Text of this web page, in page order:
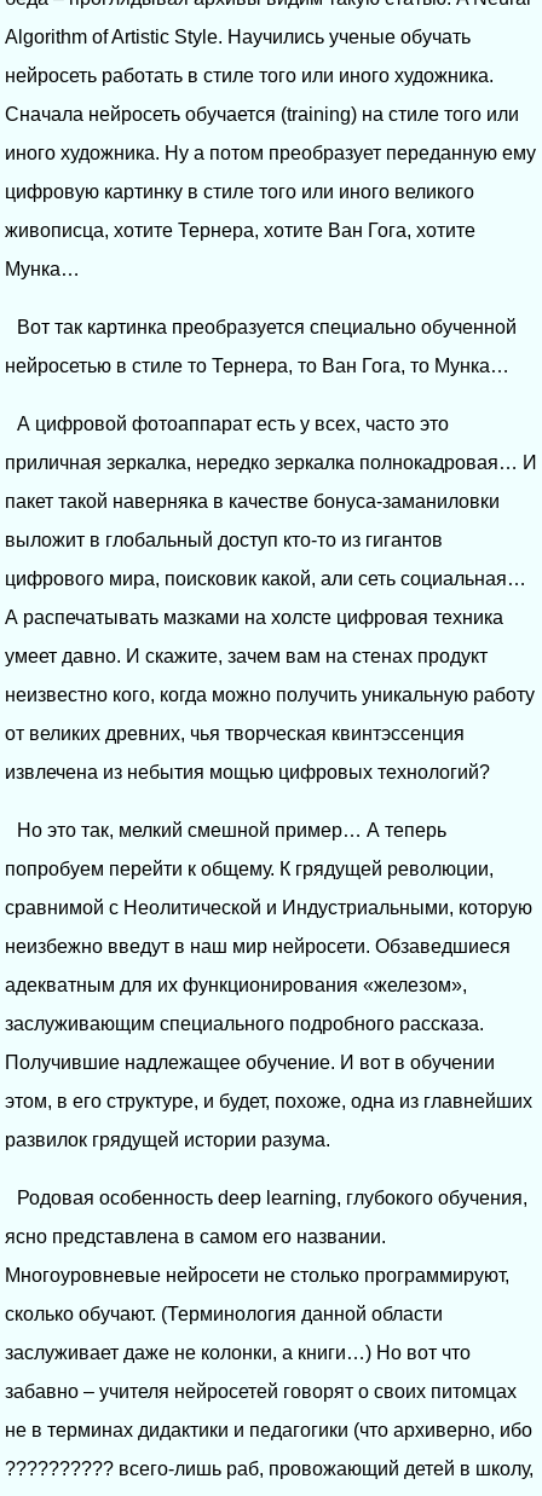
Algorithm of Artistic Style. Научились ученые обучать
нейросеть работать в стиле того или иного художника.
Сначала нейросеть обучается (training) на стиле того или
иного художника. Ну а потом преобразует переданную ему
цифровую картинку в стиле того или иного великого
живописца, хотите Тернера, хотите Ван Гога, хотите
Мунка…
Вот так картинка преобразуется специально обученной
нейросетью в стиле то Тернера, то Ван Гога, то Мунка…
А цифровой фотоаппарат есть у всех, часто это
приличная зеркалка, нередко зеркалка полнокадровая… И
пакет такой наверняка в качестве бонуса-заманиловки
выложит в глобальный доступ кто-то из гигантов
цифрового мира, поисковик какой, али сеть социальная…
А распечатывать мазками на холсте цифровая техника
умеет давно. И скажите, зачем вам на стенах продукт
неизвестно кого, когда можно получить уникальную работу
от великих древних, чья творческая квинтэссенция
извлечена из небытия мощью цифровых технологий?
Но это так, мелкий смешной пример… А теперь
попробуем перейти к общему. К грядущей революции,
сравнимой с Неолитической и Индустриальными, которую
неизбежно введут в наш мир нейросети. Обзаведшиеся
адекватным для их функционирования «железом»,
заслуживающим специального подробного рассказа.
Получившие надлежащее обучение. И вот в обучении
этом, в его структуре, и будет, похоже, одна из главнейших
развилок грядущей истории разума.
Родовая особенность deep learning, глубокого обучения,
ясно представлена в самом его названии.
Многоуровневые нейросети не столько программируют,
сколько обучают. (Терминология данной области
заслуживает даже не колонки, а книги…) Но вот что
забавно – учителя нейросетей говорят о своих питомцах
не в терминах дидактики и педагогики (что архиверно, ибо
?????????? всего-лишь раб, провожающий детей в школу,